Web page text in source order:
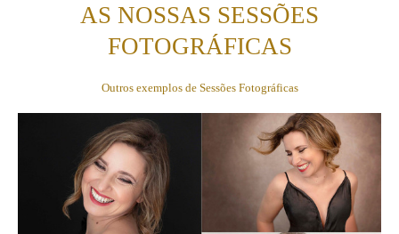
AS NOSSAS SESSÕES
FOTOGRÁFICAS
Outros exemplos de Sessões Fotográficas